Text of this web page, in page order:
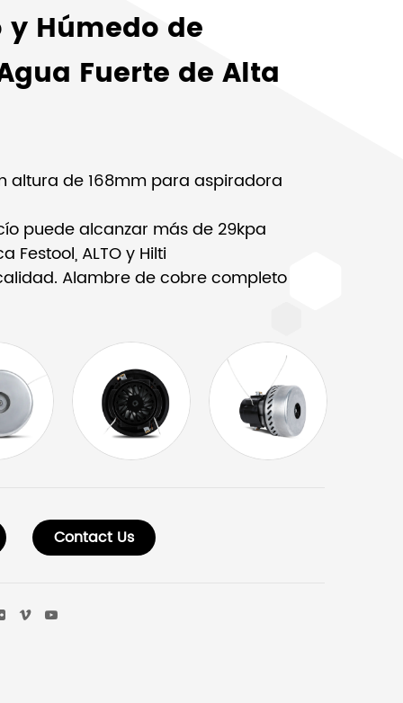
y Húmedo de
Fuerte de Alta
altura de 168mm para aspiradora
puede alcanzar más de 29kpa
ALTO y Hilti
Alambre de cobre completo
Contact Us